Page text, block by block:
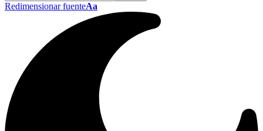
Redimensionar fuenteAa